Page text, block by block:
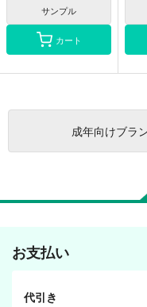
サンプル
カート
成年向けブラ
お支払い
代引き